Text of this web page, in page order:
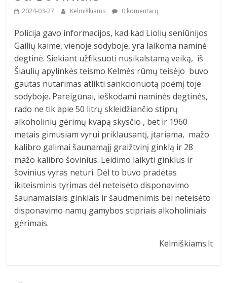
2024-03-27 Kelmiškiams 0 komentarų
Policija gavo informacijos, kad kad Liolių seniūnijos
Gailių kaime, vienoje sodyboje, yra laikoma naminė
degtinė. Siekiant užfiksuoti nusikalstamą veiką, iš
Šiaulių apylinkės teismo Kelmės rūmų teisėjo buvo
gautas nutarimas atlikti sankcionuotą poėmį toje
sodyboje. Pareigūnai, ieškodami naminės degtinės,
rado ne tik apie 50 litrų skleidžiančio stiprų
alkoholinių gėrimų kvapą skysčio , bet ir 1960
metais gimusiam vyrui priklausantį, įtariama, mažo
kalibro galimai šaunamąjį graižtvinį ginklą ir 28
mažo kalibro šovinius. Leidimo laikyti ginklus ir
šovinius vyras neturi. Dėl to buvo pradėtas
ikiteisminis tyrimas dėl neteisėto disponavimo
šaunamaisiais ginklais ir šaudmenimis bei neteisėto
disponavimo namų gamybos stipriais alkoholiniais
gėrimais.
Kelmiškiams.lt